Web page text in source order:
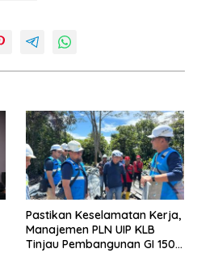
Pastikan Keselamatan Kerja,
Manajemen PLN UIP KLB
Tinjau Pembangunan GI 150